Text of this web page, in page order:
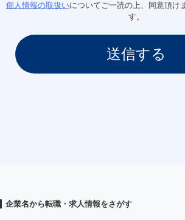
個人情報の取扱いについてご一読の上、同意頂け
す。
企業名から転職・求人情報をさがす